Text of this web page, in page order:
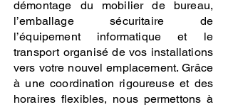
démontage du mobilier de bureau,
l’emballage sécuritaire de
l’équipement informatique et le
transport organisé de vos installations
vers votre nouvel emplacement. Grâce
à une coordination rigoureuse et des
horaires flexibles, nous permettons à